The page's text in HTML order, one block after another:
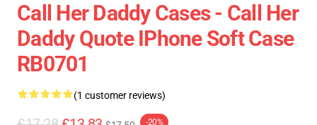
Call Her Daddy Cases - Call Her
Daddy Quote IPhone Soft Case
RB0701
(1 customer reviews)
-20%